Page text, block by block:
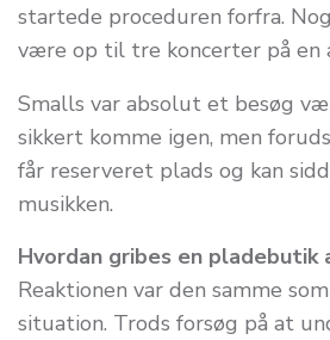
startede proceduren forfra.
være op til tre koncerter på en
Smalls var absolut et besøg
sikkert komme igen, men
får reserveret plads og kan
musikken.
Hvordan gribes en pladebutik
Reaktionen var den samme
situation. Trods forsøg på at